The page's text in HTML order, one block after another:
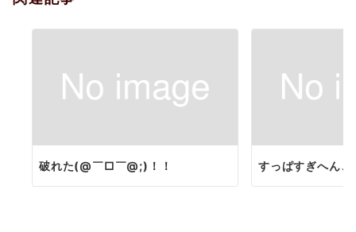
ン
破れた(@￣□￣@;)！！ すっぱすぎへん、